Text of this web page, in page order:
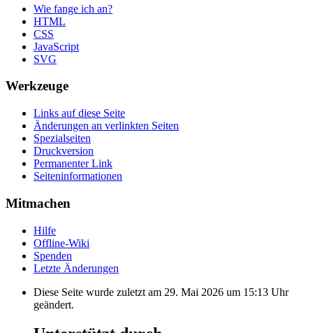
Wie fange ich an?
HTML
CSS
JavaScript
SVG
Werkzeuge
Links auf diese Seite
Änderungen an verlinkten Seiten
Spezialseiten
Druckversion
Permanenter Link
Seiten­informationen
Mitmachen
Hilfe
Offline-Wiki
Spenden
Letzte Änderungen
Diese Seite wurde zuletzt am 29. Mai 2026 um 15:13 Uhr
geändert.